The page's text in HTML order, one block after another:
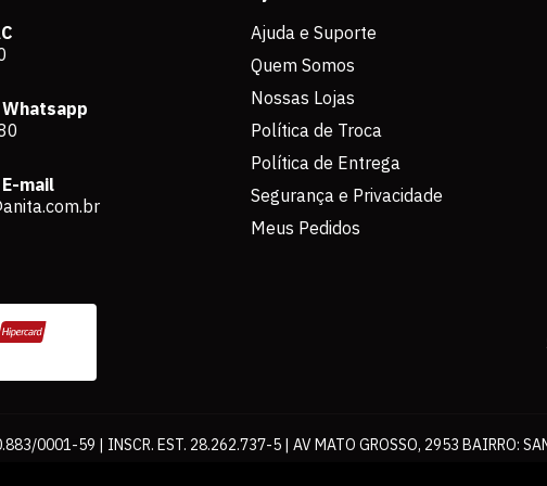
mail
Ajuda e Suporte
Quem Somos
Nossas Lojas
Política de Troca
Política de Entrega
Segurança e Privacidade
Meus Pedidos
0001-59 | INSCR. EST. 28.262.737-5 | AV MATO GROSSO, 2953 BAIRRO: